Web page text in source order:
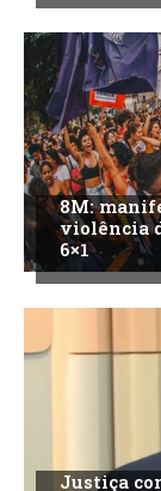
8M:
violência
6×1
Justiça